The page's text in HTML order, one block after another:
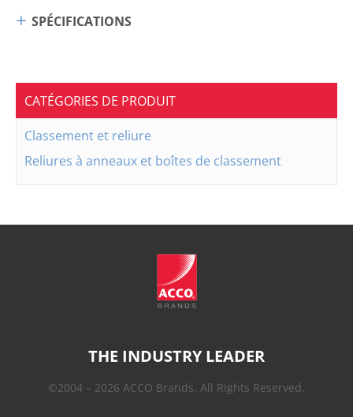
SPÉCIFICATIONS
CATÉGORIES DE PRODUIT
Classement et reliure
Reliures à anneaux et boîtes de classement
THE INDUSTRY LEADER
©2004 – 2026 ACCO Brands. All Rights Reserved.